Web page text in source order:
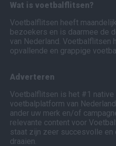
Wat is voetbalflitsen?
Voetbalflitsen heeft
bezoekers en is daarmee de
van Nederland. Voetbalflitsen
opvallende en grappige
Adverteren
Voetbalflitsen is het #1 native
voetbalplatform van
ander uw merk en/of
relevante content voor
staat zijn zeer succesvolle
draaien.